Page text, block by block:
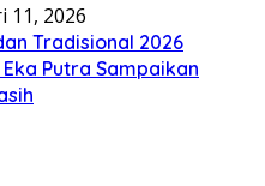
11, 2026
Tradisional 2026
Putra Sampaikan